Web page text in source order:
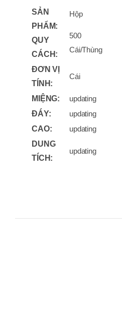
SẢN
PHẨM:
QUY
CÁCH:
Hộp
500
Cái/Thùng
ĐƠN VỊ
TÍNH:
Cái
MIỆNG:
updating
ĐÁY:
updating
CAO:
updating
DUNG
TÍCH:
updating